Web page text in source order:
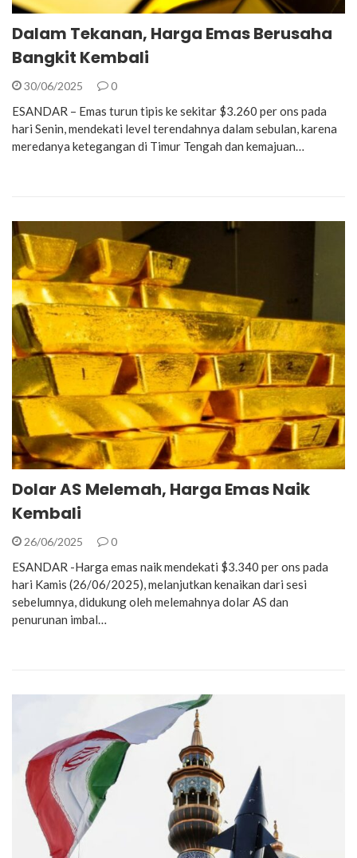
Dalam Tekanan, Harga Emas Berusaha
Bangkit Kembali
30/06/2025 0
ESANDAR – Emas turun tipis ke sekitar $3.260 per ons pada
hari Senin, mendekati level terendahnya dalam sebulan, karena
meredanya ketegangan di Timur Tengah dan kemajuan…
Dolar AS Melemah, Harga Emas Naik
Kembali
26/06/2025 0
ESANDAR -Harga emas naik mendekati $3.340 per ons pada
hari Kamis (26/06/2025), melanjutkan kenaikan dari sesi
sebelumnya, didukung oleh melemahnya dolar AS dan
penurunan imbal…